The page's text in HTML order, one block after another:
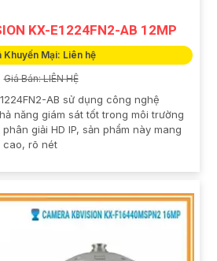
KX-E1224FN2-AB 12MP
Khuyến Mại: Liên hệ
Giá Bán: LIÊN HỆ
AB sử dụng công nghệ
năng giám sát tốt trong môi trường
giải HD IP, sản phẩm này mang
cao, rõ nét